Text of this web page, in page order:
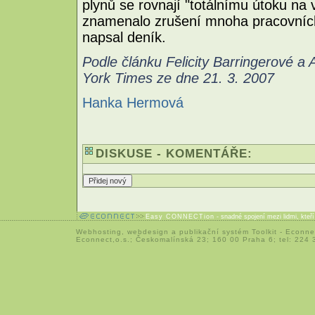
plynů se rovnají "totálnímu útoku na
znamenalo zrušení mnoha
napsal deník.
Podle článku Felicity Barringerové a
York Times ze dne 21. 3. 2007
Hanka Hermová
DISKUSE - KOMENTÁŘE:
Easy CONNECTion - snadné spojení mezi lidmi,
Webhosting webdesign a publikační systém Toolkit -
Econnect,o.s.; Českomalínská 23; 160 00 Praha 6; tel: 224